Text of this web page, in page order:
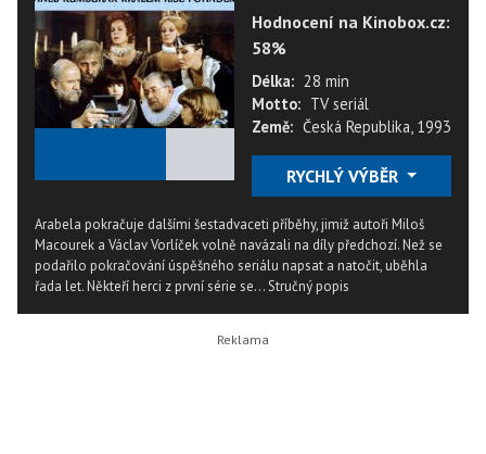
Hodnocení na Kinobox.cz:
58%
Délka: 28 min
Motto: TV seriál
Země: Česká Republika, 1993
RYCHLÝ VÝBĚR
Arabela pokračuje dalšími šestadvaceti příběhy, jimiž autoři Miloš
Macourek a Václav Vorlíček volně navázali na díly předchozí. Než se
podařilo pokračování úspěšného seriálu napsat a natočit, uběhla
řada let. Někteří herci z první série se...Stručný popis